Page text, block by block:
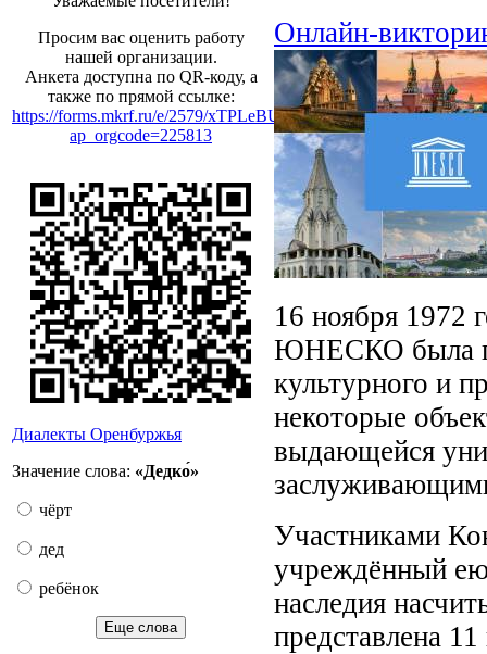
Просим вас оценить работу
нашей организации.
Анкета доступна по QR-коду, а
также по прямой ссылке:
https://forms.mkrf.ru/e/2579/xTPLeBU7/?
ap_orgcode=225813
Диалекты Оренбуржья
Значение слова: «Дедко́»
чёрт
дед
ребёнок
Еще слова
Онлайн-
16 ноября 1972
ЮНЕСКО была
культурного и
некоторые
выдающейся
Участниками
учреждённый ею
наследия
представлена